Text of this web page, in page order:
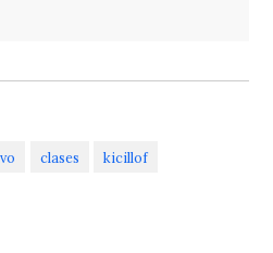
clases kicillof